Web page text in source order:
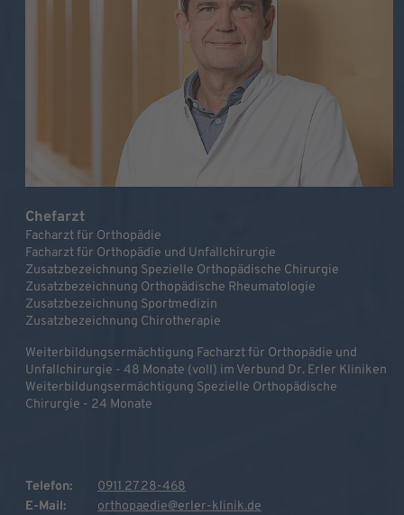
Chefarzt
Facharzt für Orthopädie
Facharzt für Orthopädie und Unfallchirurgie
Zusatzbezeichnung Spezielle Orthopädische Chirurgie
Zusatzbezeichnung Orthopädische Rheumatologie
Zusatzbezeichnung Sportmedizin
Zusatzbezeichnung Chirotherapie
Weiterbildungsermächtigung Facharzt für Orthopädie und
Unfallchirurgie - 48 Monate (voll) im Verbund Dr. Erler Kliniken
Weiterbildungsermächtigung Spezielle Orthopädische
Chirurgie - 24 Monate
Telefon:
0911 27 28-468
E-Mail:
orthopaedie@erler-klinik.de